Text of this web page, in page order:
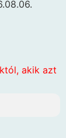
akik azt